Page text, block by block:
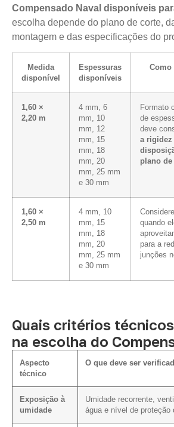
Compensado Naval disponíveis
escolha depende do plano de corte,
montagem e das especificações do
Medida
disponível
Espessuras
disponíveis
Como
1,60 ×
2,20 m
4 mm, 6
mm, 10
mm, 12
mm, 15
mm, 18
mm, 20
mm, 25 mm
e 30 mm
Formato
de
deve
a rigidez
plano de
1,60 ×
2,50 m
4 mm, 10
mm, 15
mm, 18
mm, 20
mm, 25 mm
e 30 mm
quando
para a
junções
Quais critérios
na escolha do
Aspecto
técnico
O que deve ser
Exposição à
umidade
Umidade recorrente,
água e nível de proteção